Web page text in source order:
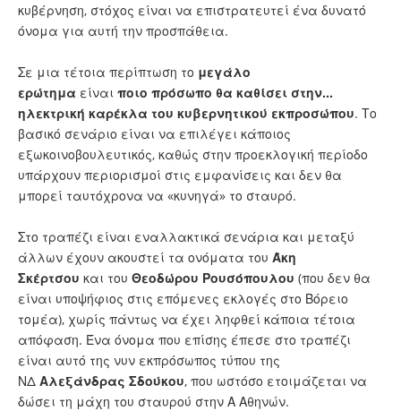
κυβέρνηση, στόχος είναι να επιστρατευτεί ένα δυνατό
όνομα για αυτή την προσπάθεια.
Σε μια τέτοια περίπτωση το μεγάλο
ερώτημα είναι ποιο πρόσωπο θα καθίσει στην...
ηλεκτρική καρέκλα του κυβερνητικού εκπροσώπου. Το
βασικό σενάριο είναι να επιλέγει κάποιος
εξωκοινοβουλευτικός, καθώς στην προεκλογική περίοδο
υπάρχουν περιορισμοί στις εμφανίσεις και δεν θα
μπορεί ταυτόχρονα να «κυνηγά» το σταυρό.
Στο τραπέζι είναι εναλλακτικά σενάρια και μεταξύ
άλλων έχουν ακουστεί τα ονόματα του Άκη
Σκέρτσου και του Θεοδώρου Ρουσόπουλου (που δεν θα
είναι υποψήφιος στις επόμενες εκλογές στο Βόρειο
τομέα), χωρίς πάντως να έχει ληφθεί κάποια τέτοια
απόφαση. Ένα όνομα που επίσης έπεσε στο τραπέζι
είναι αυτό της νυν εκπρόσωπος τύπου της
ΝΔ Αλεξάνδρας Σδούκου, που ωστόσο ετοιμάζεται να
δώσει τη μάχη του σταυρού στην Α Αθηνών.